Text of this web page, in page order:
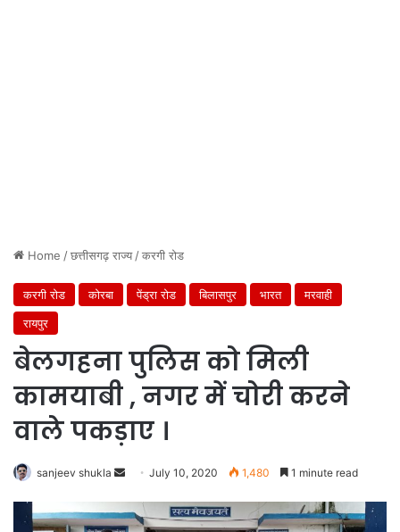
Home /छत्तीसगढ़ राज्य/करगी रोड
करगी रोड कोरबा पेंड्रा रोड बिलासपुर भारत
मरवाही
रायपुर
बेलगहना पुलिस को मिली
कामयाबी , नगर में चोरी करने
वाले पकड़ाए ।
sanjeev shukla
Send
email
July 10, 2020 1,480 1 minute read